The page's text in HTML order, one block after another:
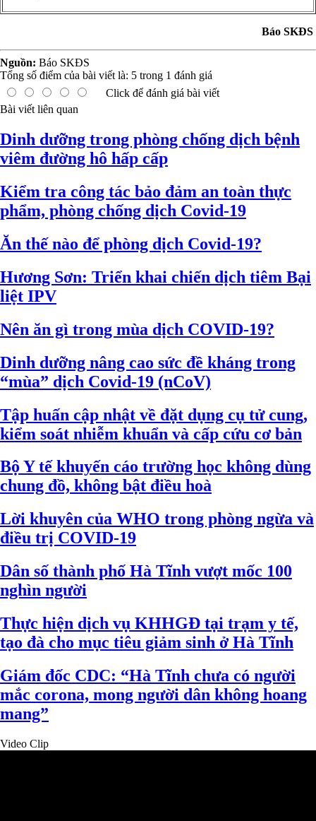
Báo SKĐS
Nguồn: Báo SKĐS
Tổng số điểm của bài viết là: 5 trong 1 đánh giá
Click để đánh giá bài viết
Bài viết liên quan
Dinh dưỡng trong phòng chống dịch bệnh
viêm đường hô hấp cấp
Kiểm tra công tác bảo đảm an toàn thực
phẩm, phòng chống dịch Covid-19
Ăn thế nào để phòng dịch Covid-19?
Hương Sơn: Triển khai chiến dịch tiêm Bại
liệt IPV
Nên ăn gì trong mùa dịch COVID-19?
Dinh dưỡng nâng cao sức đề kháng trong
“mùa” dịch Covid-19 (nCoV)
Tập huấn cập nhật về đặt dụng cụ tử cung,
kiểm soát nhiễm khuẩn và cấp cứu cơ bản
Bộ Y tế khuyến cáo trường học không dùng
chung đồ, không bật điều hoà
Lời khuyên của WHO trong phòng ngừa và
điều trị COVID-19
Dân số thành phố Hà Tĩnh vượt mốc 100
nghìn người
Thực hiện dịch vụ KHHGĐ tại trạm y tế,
tạo đà cho mục tiêu giảm sinh ở Hà Tĩnh
Giám đốc CDC: “Hà Tĩnh chưa có người
mắc corona, mong người dân không hoang
mang”
Video Clip